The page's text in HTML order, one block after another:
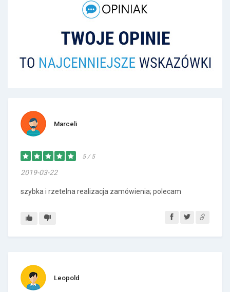
Marceli
5 / 5
2019-03-22
szybka i rzetelna realizacja zamówienia; polecam
Leopold